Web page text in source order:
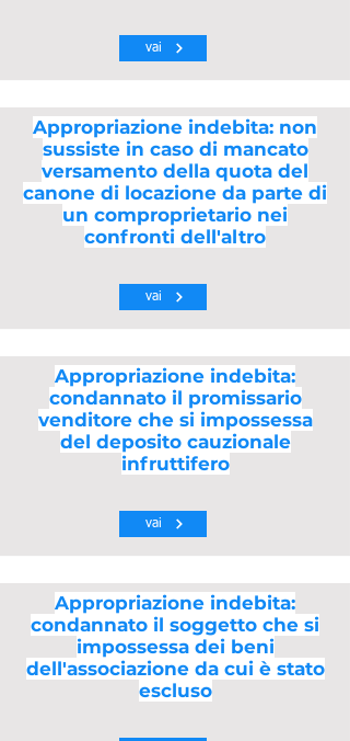
vai
Appropriazione indebita: non
sussiste in caso di mancato
versamento della quota del
canone di locazione da parte di
un comproprietario nei
confronti dell'altro
vai
Appropriazione indebita:
condannato il promissario
venditore che si impossessa
del deposito cauzionale
infruttifero
vai
Appropriazione indebita:
condannato il soggetto che si
impossessa dei beni
dell'associazione da cui è stato
escluso